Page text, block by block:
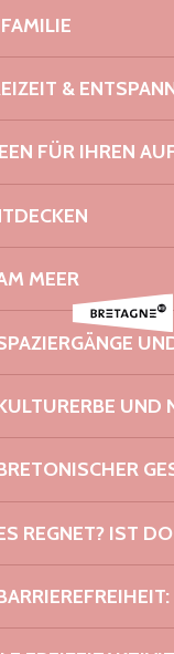
&
FÜR IHREN
MEER
UND
REGNET? IST
Pleumeur-
hin!